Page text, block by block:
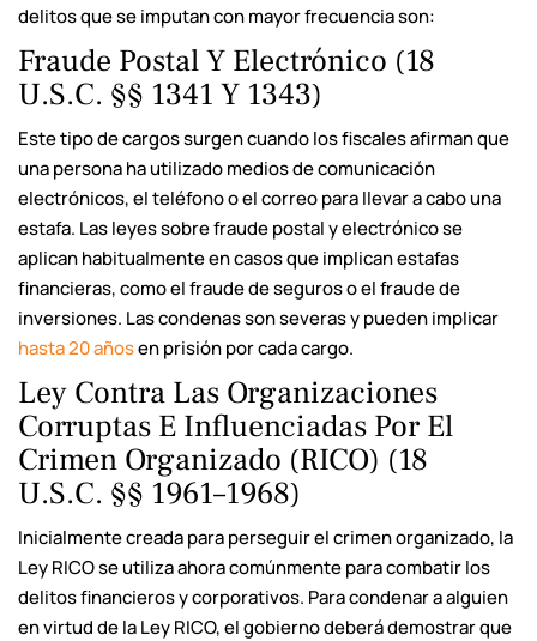
delitos que se imputan con mayor frecuencia son:
Fraude Postal Y Electrónico (18
U.S.C. §§ 1341 Y 1343)
Este tipo de cargos surgen cuando los fiscales afirman que
una persona ha utilizado medios de comunicación
electrónicos, el teléfono o el correo para llevar a cabo una
estafa. Las leyes sobre fraude postal y electrónico se
aplican habitualmente en casos que implican estafas
financieras, como el fraude de seguros o el fraude de
inversiones. Las condenas son severas y pueden implicar
hasta 20 añosen prisión por cada cargo.
Ley Contra Las Organizaciones
Corruptas E Influenciadas Por El
Crimen Organizado (RICO) (18
U.S.C. §§ 1961–1968)
Inicialmente creada para perseguir el crimen organizado, la
Ley RICO se utiliza ahora comúnmente para combatir los
delitos financieros y corporativos. Para condenar a alguien
en virtud de la Ley RICO, el gobierno deberá demostrar que